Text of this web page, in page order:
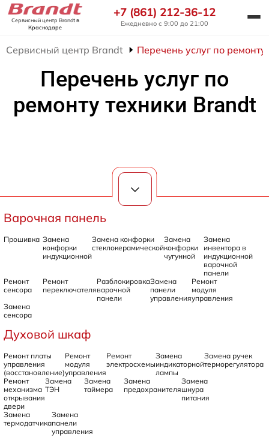
Сервисный центр Brandtв
Краснодаре
+7 (861) 212-36-12
Ежедневно с 9:00 до 21:00
Сервисный центр Brandt Перечень услуг по
Перечень услуг по
ремонту техники Brandt
Варочная панель
Прошивка Замена
конфорки
индукционной
Замена конфорки
стеклокерамической
Замена
конфорки
чугунной
Замена
инвентора в
индукционной
варочной
панели
Ремонт
сенсора
Ремонт
переключателя
Разблокировка
варочной
панели
Замена
панели
управления
Ремонт
модуля
управления
Замена
сенсора
Духовой шкаф
Ремонт платы
управления
(восстановление)
Ремонт
модуля
управления
Ремонт
электросхемы
Замена
индикаторной
лампы
Замена ручек
терморегулятора
Ремонт
механизма
открывания
двери
Замена
ТЭН
Замена
таймера
Замена
предохранителя
Замена
шнура
питания
Замена
термодатчика
Замена
панели
управления